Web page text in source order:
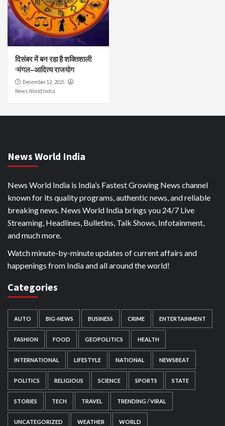
दिसंबर में बन रहा है शक्तिशाली
‘मंगल–आदित्य राजयोग
December 12, 2025
News World India
News World India
News World India is India’s Fastest Growing News channel
known for its quality programs, authentic news, and reliable
breaking news. News World India brings you 24/7 Live
Streaming, Headlines, Bulletins, Talk Shows, Infotainment,
and much more.
Watch minute-by-minute updates of current affairs and
happenings from India and all around the world!
Categories
AUTO BIG-NEWS BUSINESS CRIME ENTERTAINMENT
FASHION FOOD GEOPOLITICS HEALTH
INTERNATIONAL LIFESTYLE NATIONAL NEWSBEAT
POLITICS RELIGIOUS SCIENCE SPORTS STATE
STORIES TECH TRAVEL TRENDING / VIRAL
UNCATEGORIZED WEATHER WORLD